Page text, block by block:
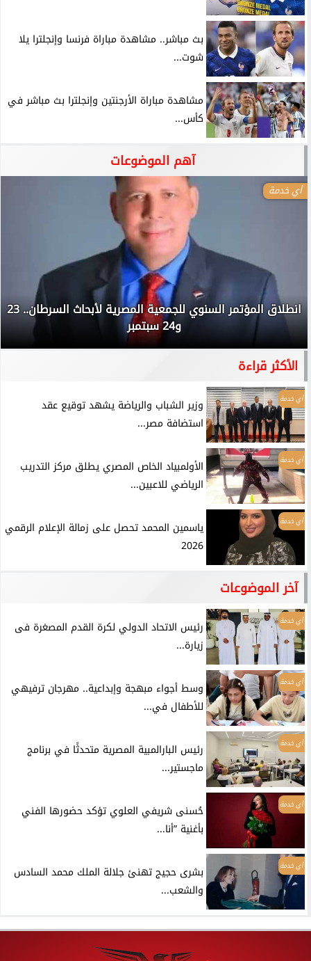
بث مباشر.. مشاهدة مباراة فرنسا وإنجلترا يلا
شوت...
مشاهدة مباراة الأرجنتين وإنجلترا بث مباشر في
كأس...
آهم الموضوعات
أي خدمة
انطلاق المؤتمر السنوي للجمعية المصرية لأبحاث السرطان.. 23
و24 سبتمبر
الأكثر قراءة
أي خدمة
وزير الشباب والرياضة يشهد توقيع عقد
استضافة مصر...
أي خدمة
الأولمبياد الخاص المصري يطلق مركز التدريب
الرياضي للاعبين...
أي خدمة
ياسمين المحمد تحصل على زمالة الإعلام الرقمي
2026
آخر الموضوعات
أي خدمة
رئيس الاتحاد الدولي لكرة القدم المصغرة فى
زيارة...
أي خدمة
وسط أجواء مبهجة وإبداعية.. مهرجان ترفيهي
للأطفال في...
أي خدمة
رئيس البارالمبية المصرية متحدثًا في برنامج
ماجستير...
أي خدمة
حُسنى شريفي العلوي تؤكد حضورها الفني
بأغنية ”أنا...
أي خدمة
بشرى حجيج تهنئ جلالة الملك محمد السادس
والشعب...